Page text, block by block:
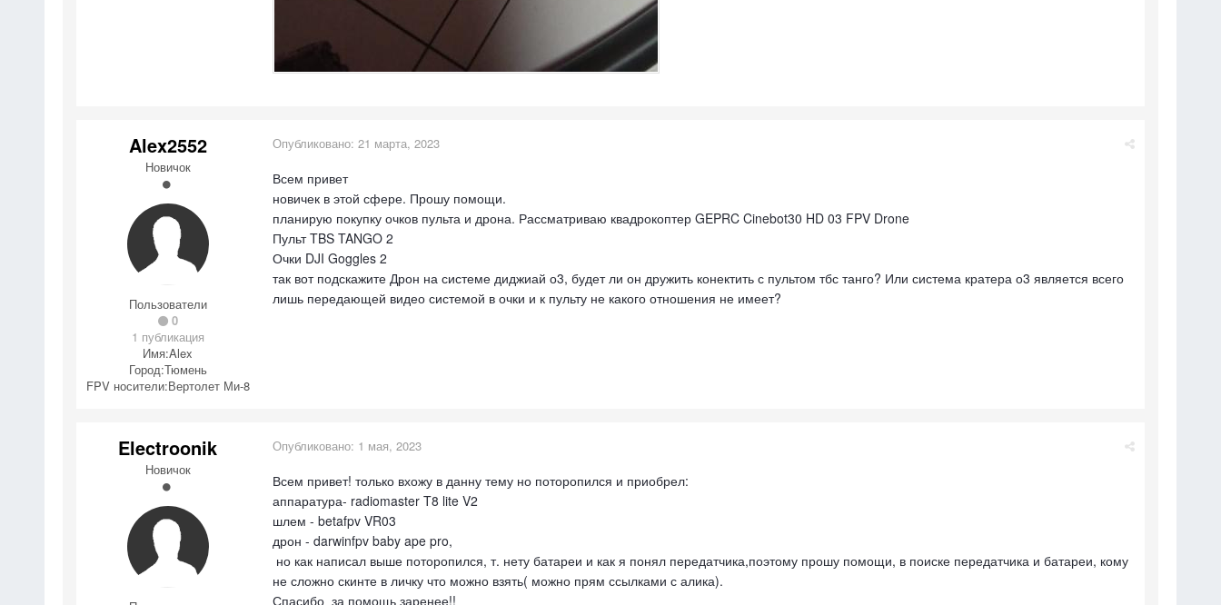
Alex2552
Новичок
Пользователи
0
1 публикация
Имя:Alex
Город:Тюмень
FPV носители:Вертолет Ми-8
Опубликовано: 21 марта, 2023
Всем привет
новичек в этой сфере. Прошу помощи.
планирую покупку очков пульта и дрона. Рассматриваю квадрокоптер GEPRC Cinebot30 HD 03 FPV Drone
Пульт TBS TANGO 2
Очки DJI Goggles 2
так вот подскажите Дрон на системе диджиай о3, будет ли он дружить конектить с пультом тбс танго? Или система кратера о3 является всего
лишь передающей видео системой в очки и к пульту не какого отношения не имеет?
Electroonik
Новичок
Опубликовано: 1 мая, 2023
Всем привет! только вхожу в данну тему но поторопился и приобрел:
аппаратура- radiomaster T8 lite V2
шлем - betafpv VR03
дрон - darwinfpv baby ape pro,
но как написал выше поторопился, т. нету батареи и как я понял передатчика,поэтому прошу помощи, в поиске передатчика и батареи, кому
не сложно скинте в личку что можно взять( можно прям ссылками с алика).
Спасибо за помощь заренее!!